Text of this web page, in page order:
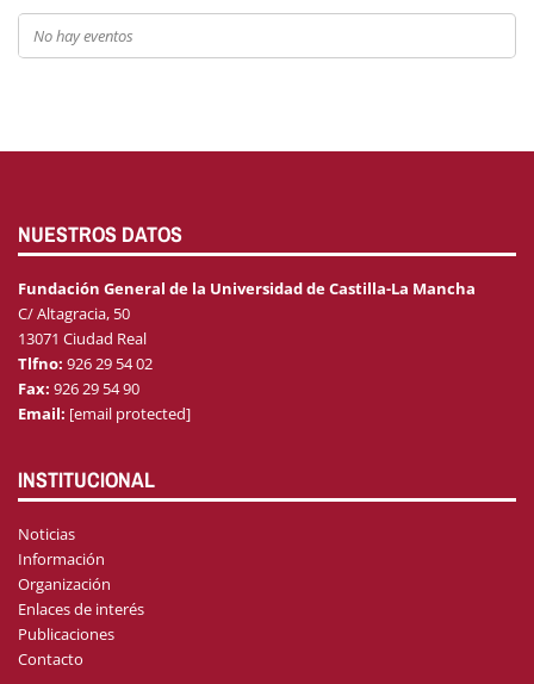
No hay eventos
NUESTROS DATOS
Fundación General de la Universidad de Castilla-La Mancha
C/ Altagracia, 50
13071 Ciudad Real
Tlfno: 926 29 54 02
Fax: 926 29 54 90
Email: [email protected]
INSTITUCIONAL
Noticias
Información
Organización
Enlaces de interés
Publicaciones
Contacto